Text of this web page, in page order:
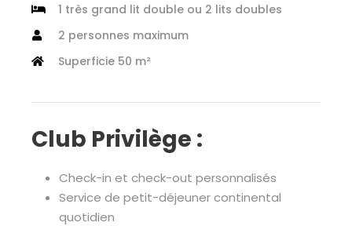
1 très grand lit double ou 2 lits doubles
2 personnes maximum
Superficie 50 m²
Club Privilège :
Check-in et check-out personnalisés
Service de petit-déjeuner continental
quotidien